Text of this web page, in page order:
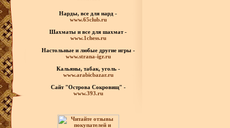
Нарды, все для нард -
www.65club.ru
Шахматы и все для шахмат -
www.1chess.ru
Настольные и любые другие игры -
www.strana-igr.ru
Кальяны, табак, уголь -
www.arabicbazar.ru
Сайт "Острова Сокровищ" -
www.393.ru